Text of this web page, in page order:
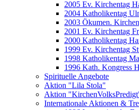
2005 Ev. Kirchentag
2004 Katholikentag
2003 Ökumen.
2001 Ev. Kirchentag
2000 Katholikentag
1999 Ev. Kirchentag
1998 Katholikentag
1996 Kath. Kongress
Spirituelle Angebote
Aktion "Lila Stola"
Aktion
Internationale Aktionen &